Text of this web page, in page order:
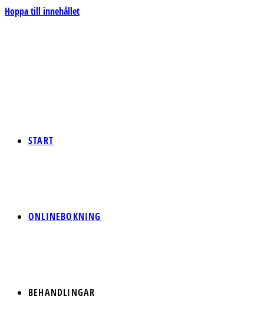
Hoppa till innehållet
START
ONLINEBOKNING
BEHANDLINGAR